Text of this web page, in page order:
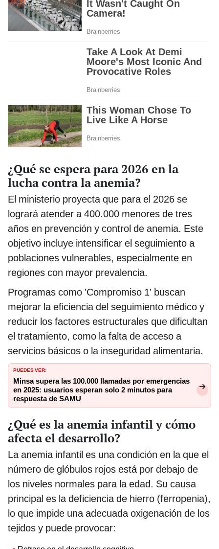
¿Qué se espera para 2026 en la
lucha contra la anemia?
El ministerio proyecta que para el 2026 se
logrará atender a 400.000 menores de tres
años en prevención y control de anemia. Este
objetivo incluye intensificar el seguimiento a
poblaciones vulnerables, especialmente en
regiones con mayor prevalencia.
Programas como 'Compromiso 1' buscan
mejorar la eficiencia del seguimiento médico y
reducir los factores estructurales que dificultan
el tratamiento, como la falta de acceso a
servicios básicos o la inseguridad alimentaria.
PUEDES VER:
Minsa supera las 100.000 llamadas por emergencias
en 2025: usuarios esperan solo 2 minutos para
respuesta de SAMU
¿Qué es la anemia infantil y cómo
afecta el desarrollo?
La anemia infantil es una condición en la que el
número de glóbulos rojos está por debajo de
los niveles normales para la edad. Su causa
principal es la deficiencia de hierro (ferropenia),
lo que impide una adecuada oxigenación de los
tejidos y puede provocar: